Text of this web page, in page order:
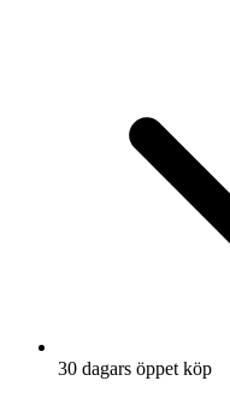
30 dagars öppet köp